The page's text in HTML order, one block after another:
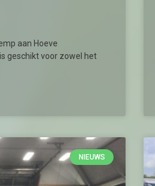
aan Hoeve
geschikt voor zowel het
NIEUWS